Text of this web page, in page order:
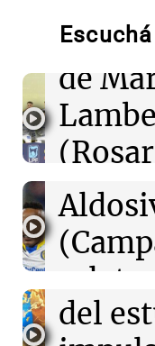
22:14 Mundo
cinco
22:03
OpenAI frena
modelo Astra
22:03 Tecnología
Rippling
herramienta
gasto en IA
millonario
de
Deportes
Episodios
Audio.
de
relato
Greco
Audio.
del
Audio.